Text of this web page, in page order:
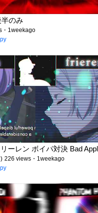
のみ
・1weekago
ーレン ボイパ対決 Bad
226 views・1weekago